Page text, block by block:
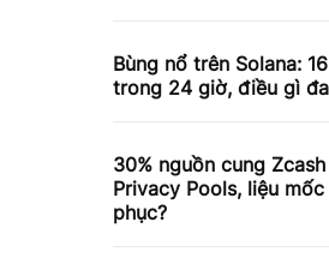
Bùng nổ trên Solana:
trong 24 giờ, điều gì
30% nguồn cung
Privacy Pools, liệu
phục?